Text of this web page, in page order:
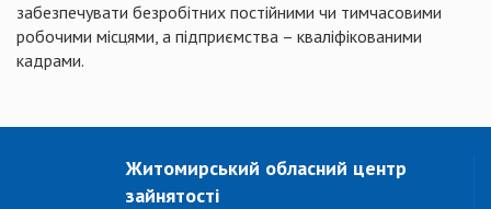
забезпечувати безробітних постійними чи тимчасовими
робочими місцями, а підприємства – кваліфікованими
кадрами.
Житомирський обласний центр
зайнятості